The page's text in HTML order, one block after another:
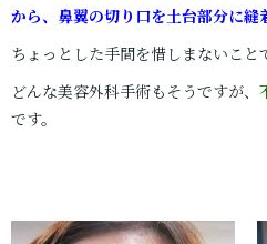
から、鼻翼の切り口を土台部分に縫
ちょっとした手間を惜しまないこ
どんな美容外科手術もそうですが、
です。